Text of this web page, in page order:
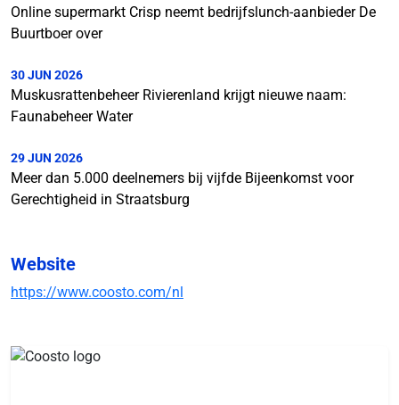
Online supermarkt Crisp neemt bedrijfslunch-aanbieder De
Buurtboer over
30 JUN 2026
Muskusrattenbeheer Rivierenland krijgt nieuwe naam:
Faunabeheer Water
29 JUN 2026
Meer dan 5.000 deelnemers bij vijfde Bijeenkomst voor
Gerechtigheid in Straatsburg
Website
https://www.coosto.com/nl